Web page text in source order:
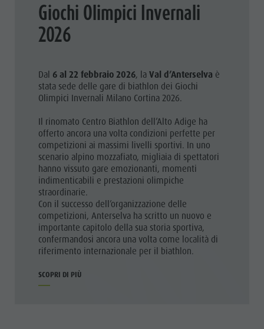
Giochi Olimpici Invernali
2026
Dal 6 al 22 febbraio 2026, la Val d’Anterselva è
stata sede delle gare di biathlon dei Giochi
Olimpici Invernali Milano Cortina 2026.
Il rinomato Centro Biathlon dell’Alto Adige ha
offerto ancora una volta condizioni perfette per
competizioni ai massimi livelli sportivi. In uno
scenario alpino mozzafiato, migliaia di spettatori
hanno vissuto gare emozionanti, momenti
indimenticabili e prestazioni olimpiche
straordinarie.
Con il successo dell’organizzazione delle
competizioni, Anterselva ha scritto un nuovo e
importante capitolo della sua storia sportiva,
confermandosi ancora una volta come località di
riferimento internazionale per il biathlon.
SCOPRI DI PIÙ